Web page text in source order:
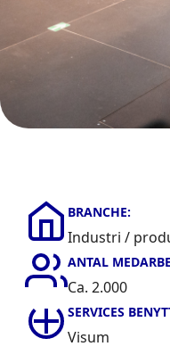
BRANCHE:
Industri /
ANTAL
Ca. 2.000
SERVICES
Visum